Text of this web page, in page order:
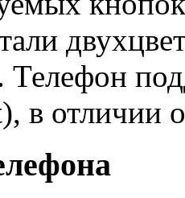
в отличии